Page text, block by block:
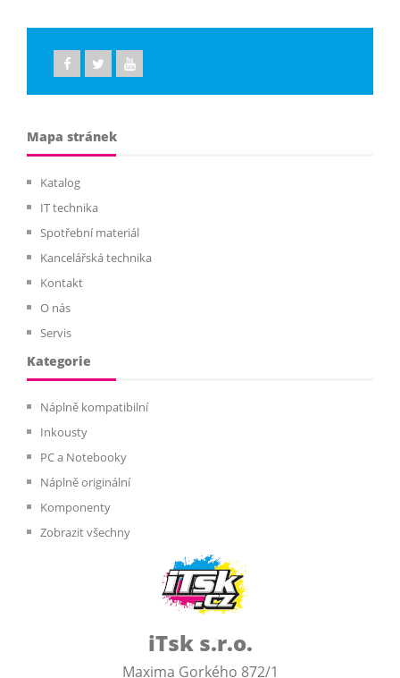
iTsk s.r.o.
Maxima Gorkého 872/1
Mapa stránek
Katalog
IT technika
Spotřební materiál
Kancelářská technika
Kontakt
O nás
Servis
Kategorie
Náplně kompatibilní
Inkousty
PC a Notebooky
Náplně originální
Komponenty
Zobrazit všechny